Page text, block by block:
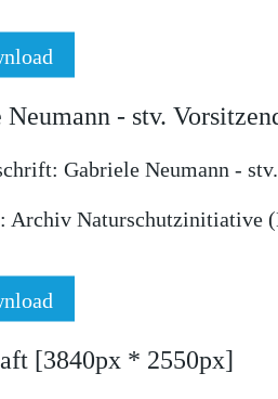
Neumann - stv.
Gabriele Neumann -
Archiv Naturschutzinitiative
[3840px * 2550px]